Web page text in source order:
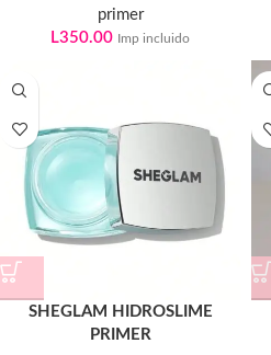
primer
L350.00 Imp incluido
SHEGLAM HIDROSLIME
PRIMER